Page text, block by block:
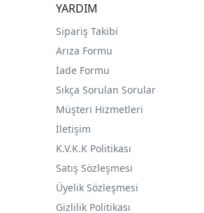
YARDIM
Sipariş Takibi
Arıza Formu
İade Formu
Sıkça Sorulan Sorular
Müşteri Hizmetleri
İletişim
K.V.K.K Politikası
Satış Sözleşmesi
Üyelik Sözleşmesi
Gizlilik Politikası